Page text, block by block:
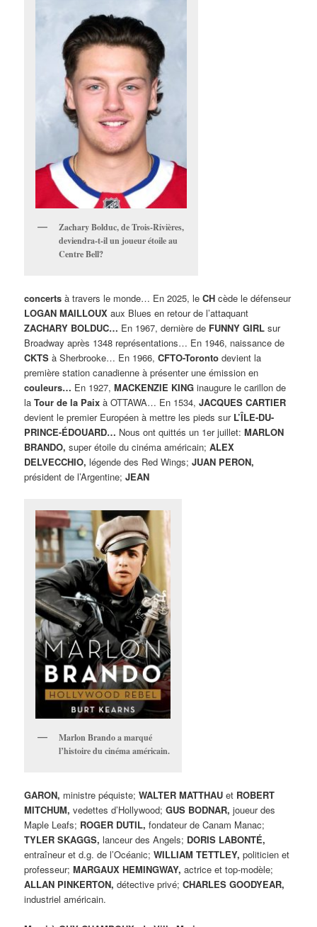
Zachary Bolduc, de Trois-Rivières,
deviendra-t-il un joueur étoile au
Centre Bell?
concerts à travers le monde… En 2025, leCH cède le défenseur
LOGAN MAILLOUX aux Blues en retour de l’attaquant
ZACHARY BOLDUC… En 1967, dernière de FUNNY GIRL sur
Broadway après 1348 représentations… En 1946, naissance de
CKTS à Sherbrooke… En 1966,CFTO-Toronto devient la
première station canadienne à présenter une émission en
couleurs… En 1927,MACKENZIE KING inaugure le carillon de
laTour de la Paix à OTTAWA… En 1534,JACQUES CARTIER
devient le premier Européen à mettre les pieds sur L’ÎLE-DU-
PRINCE-ÉDOUARD… Nous ont quittés un 1er juillet:MARLON
BRANDO, super étoile du cinéma américain;ALEX
DELVECCHIO, légende des Red Wings;JUAN PERON,
président de l’Argentine;JEAN
Marlon Brando a marqué
l’histoire du cinéma américain.
GARON, ministre péquiste;WALTER MATTHAU et ROBERT
MITCHUM, vedettes d’Hollywood;GUS BODNAR, joueur des
Maple Leafs; ROGER DUTIL, fondateur de Canam Manac;
TYLER SKAGGS, lanceur des Angels; DORIS LABONTÉ,
entraîneur et d.g. de l’Océanic;WILLIAM TETTLEY, politicien et
professeur;MARGAUX HEMINGWAY, actrice et top-modèle;
ALLAN PINKERTON, détective privé;CHARLES GOODYEAR,
industriel américain.